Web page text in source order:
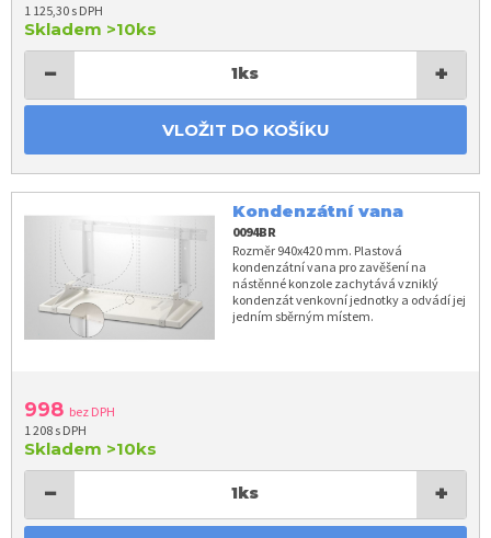
1 125,30 s DPH
Skladem >10ks
− 1ks +
VLOŽIT DO KOŠÍKU
Kondenzátní vana
0094BR
Rozměr 940x420 mm. Plastová
kondenzátní vana pro zavěšení na
nástěnné konzole zachytává vzniklý
kondenzát venkovní jednotky a odvádí jej
jedním sběrným místem.
998 bez DPH
1 208 s DPH
Skladem >10ks
− 1ks +